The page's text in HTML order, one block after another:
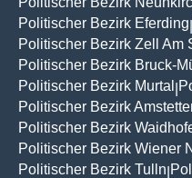
Politischer Bezirk Eferding
Politischer Bezirk Zell Am
Politischer Bezirk Bruck-
Politischer Bezirk Murtal
Politischer Bezirk
Politischer Bezirk
Politischer Bezirk Wiener
Politischer Bezirk Tulln